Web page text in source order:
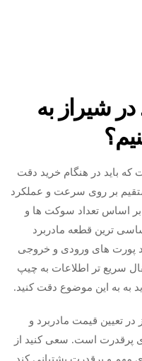
شیراز به
که باید در هنگام خرید دقت
بر روی سرعت و عملکرد
اساس تعداد سوکت ها و
ترین قطعه مادربرد
پورت های ورودی و خروجی
سریع تر اطلاعات به چیپ
به به این موضوع دقت کنید.
تعیین قیمت مادربرد و
پرقدرت است. سعی کنید از